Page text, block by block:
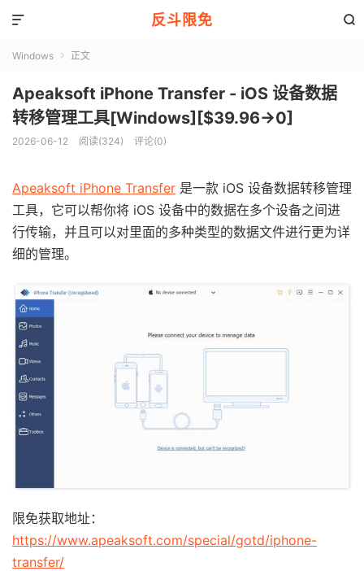
反斗限免 

Windows  正文
Apeaksoft iPhone Transfer - iOS 设备数据
转移管理工具[Windows][$39.96→0]
2026-06-12 阅读(324) 评论(0)
Apeaksoft iPhone Transfer 是一款 iOS 设备数据转移管理
工具，它可以帮你将 iOS 设备中的数据在多个设备之间进
行传输，并且可以对里面的多种类型的数据文件进行更为详
细的管理。
限免获取地址：
https://www.apeaksoft.com/special/gotd/iphone-
transfer/